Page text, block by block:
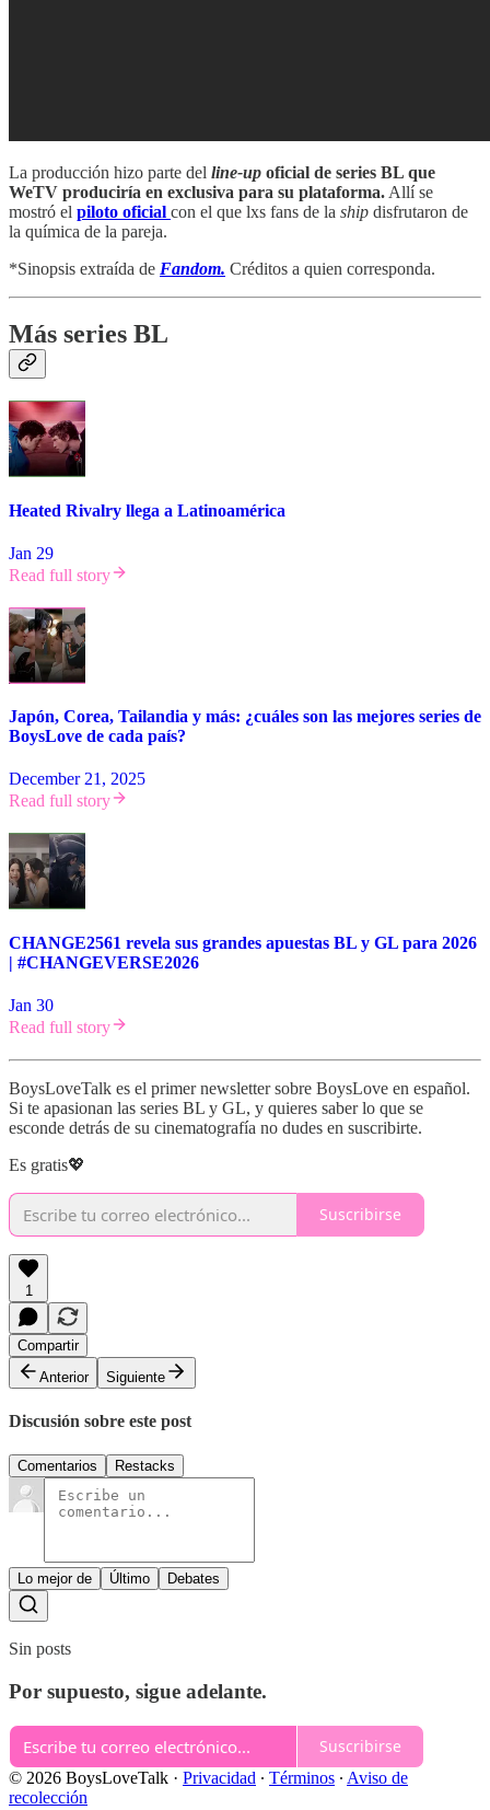
La producción hizo parte del line-up oficial de series BL que
WeTV produciría en exclusiva para su plataforma. Allí se
mostró el piloto oficial con el que lxs fans de la ship disfrutaron de
la química de la pareja.
*Sinopsis extraída de Fandom. Créditos a quien corresponda.
Más series BL
Heated Rivalry llega a Latinoamérica
Jan 29
Read full story
Japón, Corea, Tailandia y más: ¿cuáles son las mejores series de
BoysLove de cada país?
December 21, 2025
Read full story
CHANGE2561 revela sus grandes apuestas BL y GL para 2026
| #CHANGEVERSE2026
Jan 30
Read full story
BoysLoveTalk es el primer newsletter sobre BoysLove en español.
Si te apasionan las series BL y GL, y quieres saber lo que se
esconde detrás de su cinematografía no dudes en suscribirte.
Es gratis💖
Suscribirse
1
Compartir
Anterior
Siguiente
Discusión sobre este post
Comentarios Restacks
Lo mejor de Último Debates
Sin posts
Por supuesto, sigue adelante.
Suscribirse
© 2026 BoysLoveTalk · Privacidad ∙ Términos ∙ Aviso de
recolección